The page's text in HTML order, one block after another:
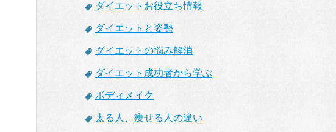
ダイエットお役立ち情報
ダイエットと姿勢
ダイエットの悩み解消
ダイエット成功者から学ぶ
ボディメイク
太る人、痩せる人の違い